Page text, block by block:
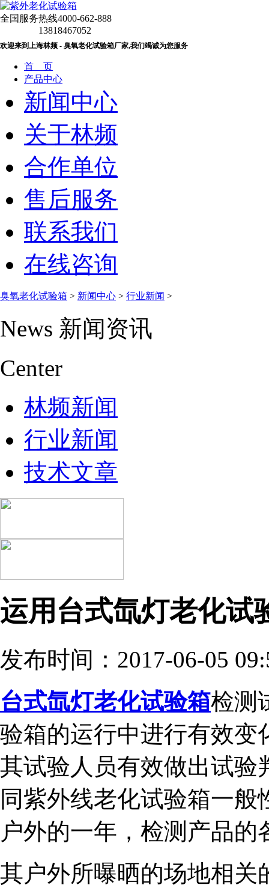
全国服务热线4000-662-888
13818467052
欢迎来到上海林频 - 臭氧老化试验箱厂家,我们竭诚为您服务
首 页
产品中心
新闻中心
关于林频
合作单位
售后服务
联系我们
在线咨询
臭氧老化试验箱 > 新闻中心 > 行业新闻 >
News 新闻资讯
Center
林频新闻
行业新闻
技术文章
运用台式氙灯老化试
发布时间：2017-06-05
台式氙灯老化试验箱检测
验箱的运行中进行有效变
其试验人员有效做出试验
同紫外线老化试验箱一
户外的一年，检测产品
其户外所曝晒的场地相关